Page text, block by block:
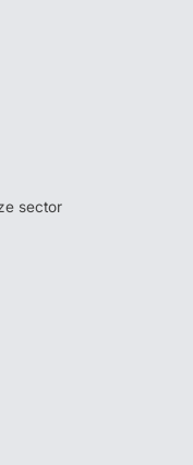
sector